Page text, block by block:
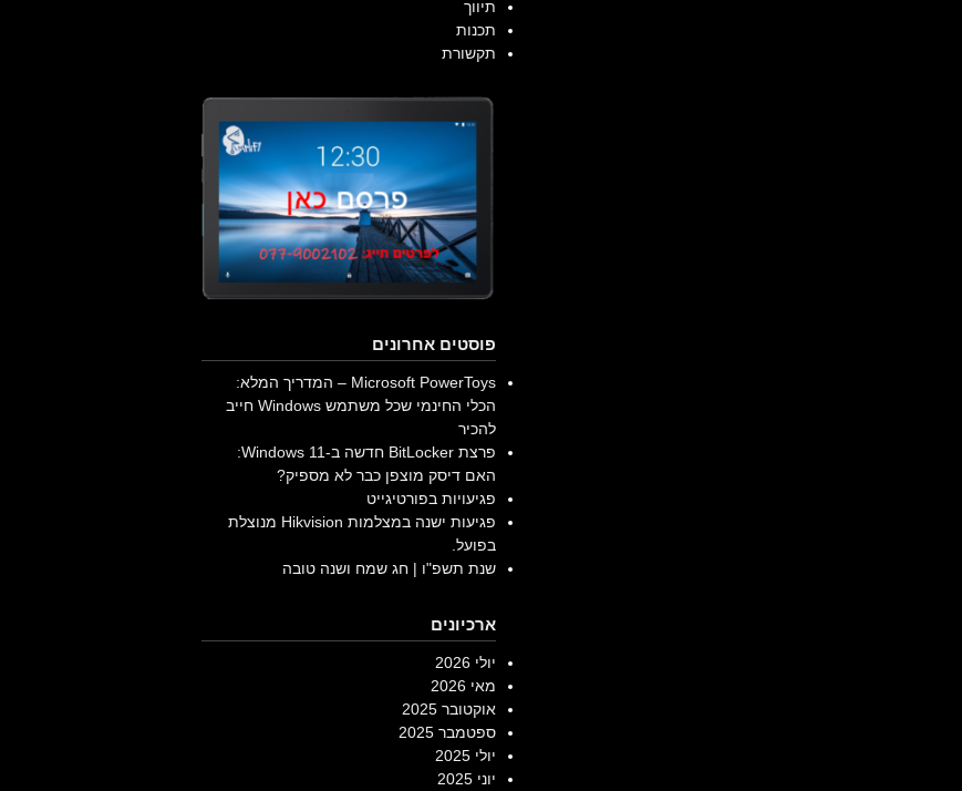
תיווך
תכנות
תקשורת
פוסטים אחרונים
Microsoft PowerToys – המדריך המלא:
הכלי החינמי שכל משתמש Windows חייב
להכיר
פרצת BitLocker חדשה ב-Windows 11:
האם דיסק מוצפן כבר לא מספיק?
פגיעויות בפורטיגייט
פגיעות ישנה במצלמות Hikvision מנוצלת
בפועל.
שנת תשפ"ו | חג שמח ושנה טובה
ארכיונים
יולי 2026
מאי 2026
אוקטובר 2025
ספטמבר 2025
יולי 2025
יוני 2025